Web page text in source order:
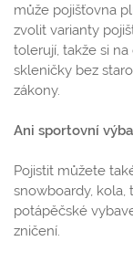
může pojišťovna
zvolit varianty
tolerují, takže si
skleničky bez
zákony.
Ani sportovní
Pojistit můžete
snowboardy,
potápěčské
zničení.